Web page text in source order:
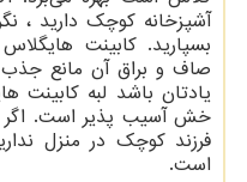
آشپزخانه کوچک دارید ،
بسپارید. کابینت
صاف و براق آن مانع جذب
یادتان باشد لبه کابینت
خش آسیب پذیر است. اگر
فرزند کوچک در منزل
است.